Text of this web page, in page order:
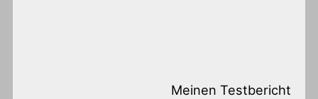
Meinen Testbericht